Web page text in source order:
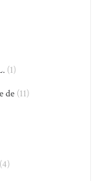
(1)
de (11)
(4)